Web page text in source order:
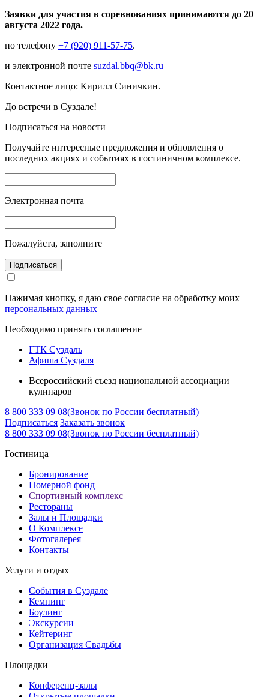
Заявки для участия в соревнованиях принимаются до 20
августа 2022 года.
по телефону +7 (920) 911-57-75.
и электронной почте suzdal.bbq@bk.ru
Контактное лицо: Кирилл Синичкин.
До встречи в Суздале!
Подписаться на новости
Получайте интересные предложения и обновления о
последних акциях и событиях в гостиничном комплексе.
Электронная почта
Пожалуйста, заполните
Подписаться
Нажимая кнопку, я даю свое согласие на обработку моих
персональных данных
Необходимо принять соглашение
ГТК Суздаль
Афиша Суздаля
Всероссийский съезд национальной ассоциации
кулинаров
8 800 333 09 08(Звонок по России бесплатный)
Подписаться Заказать звонок
8 800 333 09 08(Звонок по России бесплатный)
Гостиница
Бронирование
Номерной фонд
Спортивный комплекс
Рестораны
Залы и Площадки
О Комплексе
Фотогалерея
Контакты
Услуги и отдых
События в Суздале
Кемпинг
Боулинг
Экскурсии
Кейтеринг
Организация Cвадьбы
Площадки
Конференц-залы